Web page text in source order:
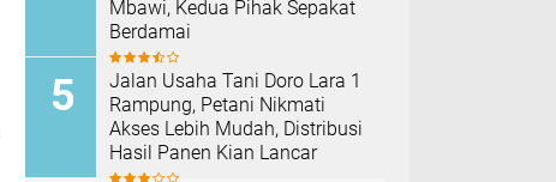
Mbawi, Kedua Pihak Sepakat
Berdamai
Jalan Usaha Tani Doro Lara 1
Rampung, Petani Nikmati
Akses Lebih Mudah, Distribusi
Hasil Panen Kian Lancar